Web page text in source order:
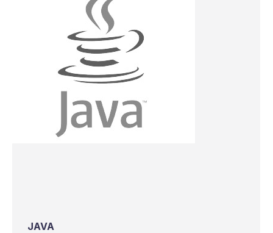
JAVA